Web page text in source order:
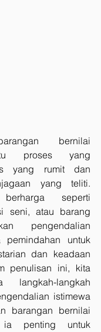
bernilai
proses yang
yang rumit dan
yang teliti.
berharga seperti
seni, atau barang
pengendalian
pemindahan untuk
dan keadaan
penulisan ini, kita
langkah-langkah
istimewa
barangan bernilai
penting untuk